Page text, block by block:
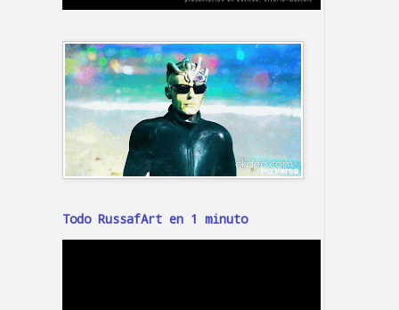
Todo RussafArt en 1 minuto